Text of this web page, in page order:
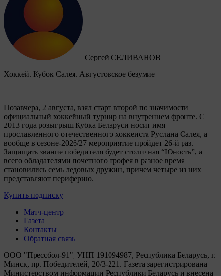
Сергей СЕЛИВАНОВ
Хоккей. Кубок Салея. Августовское безумие
Позавчера, 2 августа, взял старт второй по значимости
официальный хоккейный турнир на внутреннем фронте. C
2013 года розыгрыш Кубка Беларуси носит имя
прославленного отечественного хоккеиста Руслана Салея, а
вообще в сезоне-2026/27 мероприятие пройдет 26-й раз.
Защищать звание победителя будет столичная “Юность”, а
всего обладателями почетного трофея в разное время
становились семь ледовых дружин, причем четыре из них
представляют периферию.
Купить подписку
Матч-центр
Газета
Контакты
Обратная связь
ООО "Прессбол-91", УНП 191094987, Республика Беларусь, г.
Минск, пр. Победителей, 20/3-221. Газета зарегистрирована
Министерством информации Республики Беларусь и внесена